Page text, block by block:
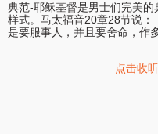
典范-耶稣基督是男士们完美
样式。马太福音20章28节说：
是要服事人，并且要舍命，作
点击收